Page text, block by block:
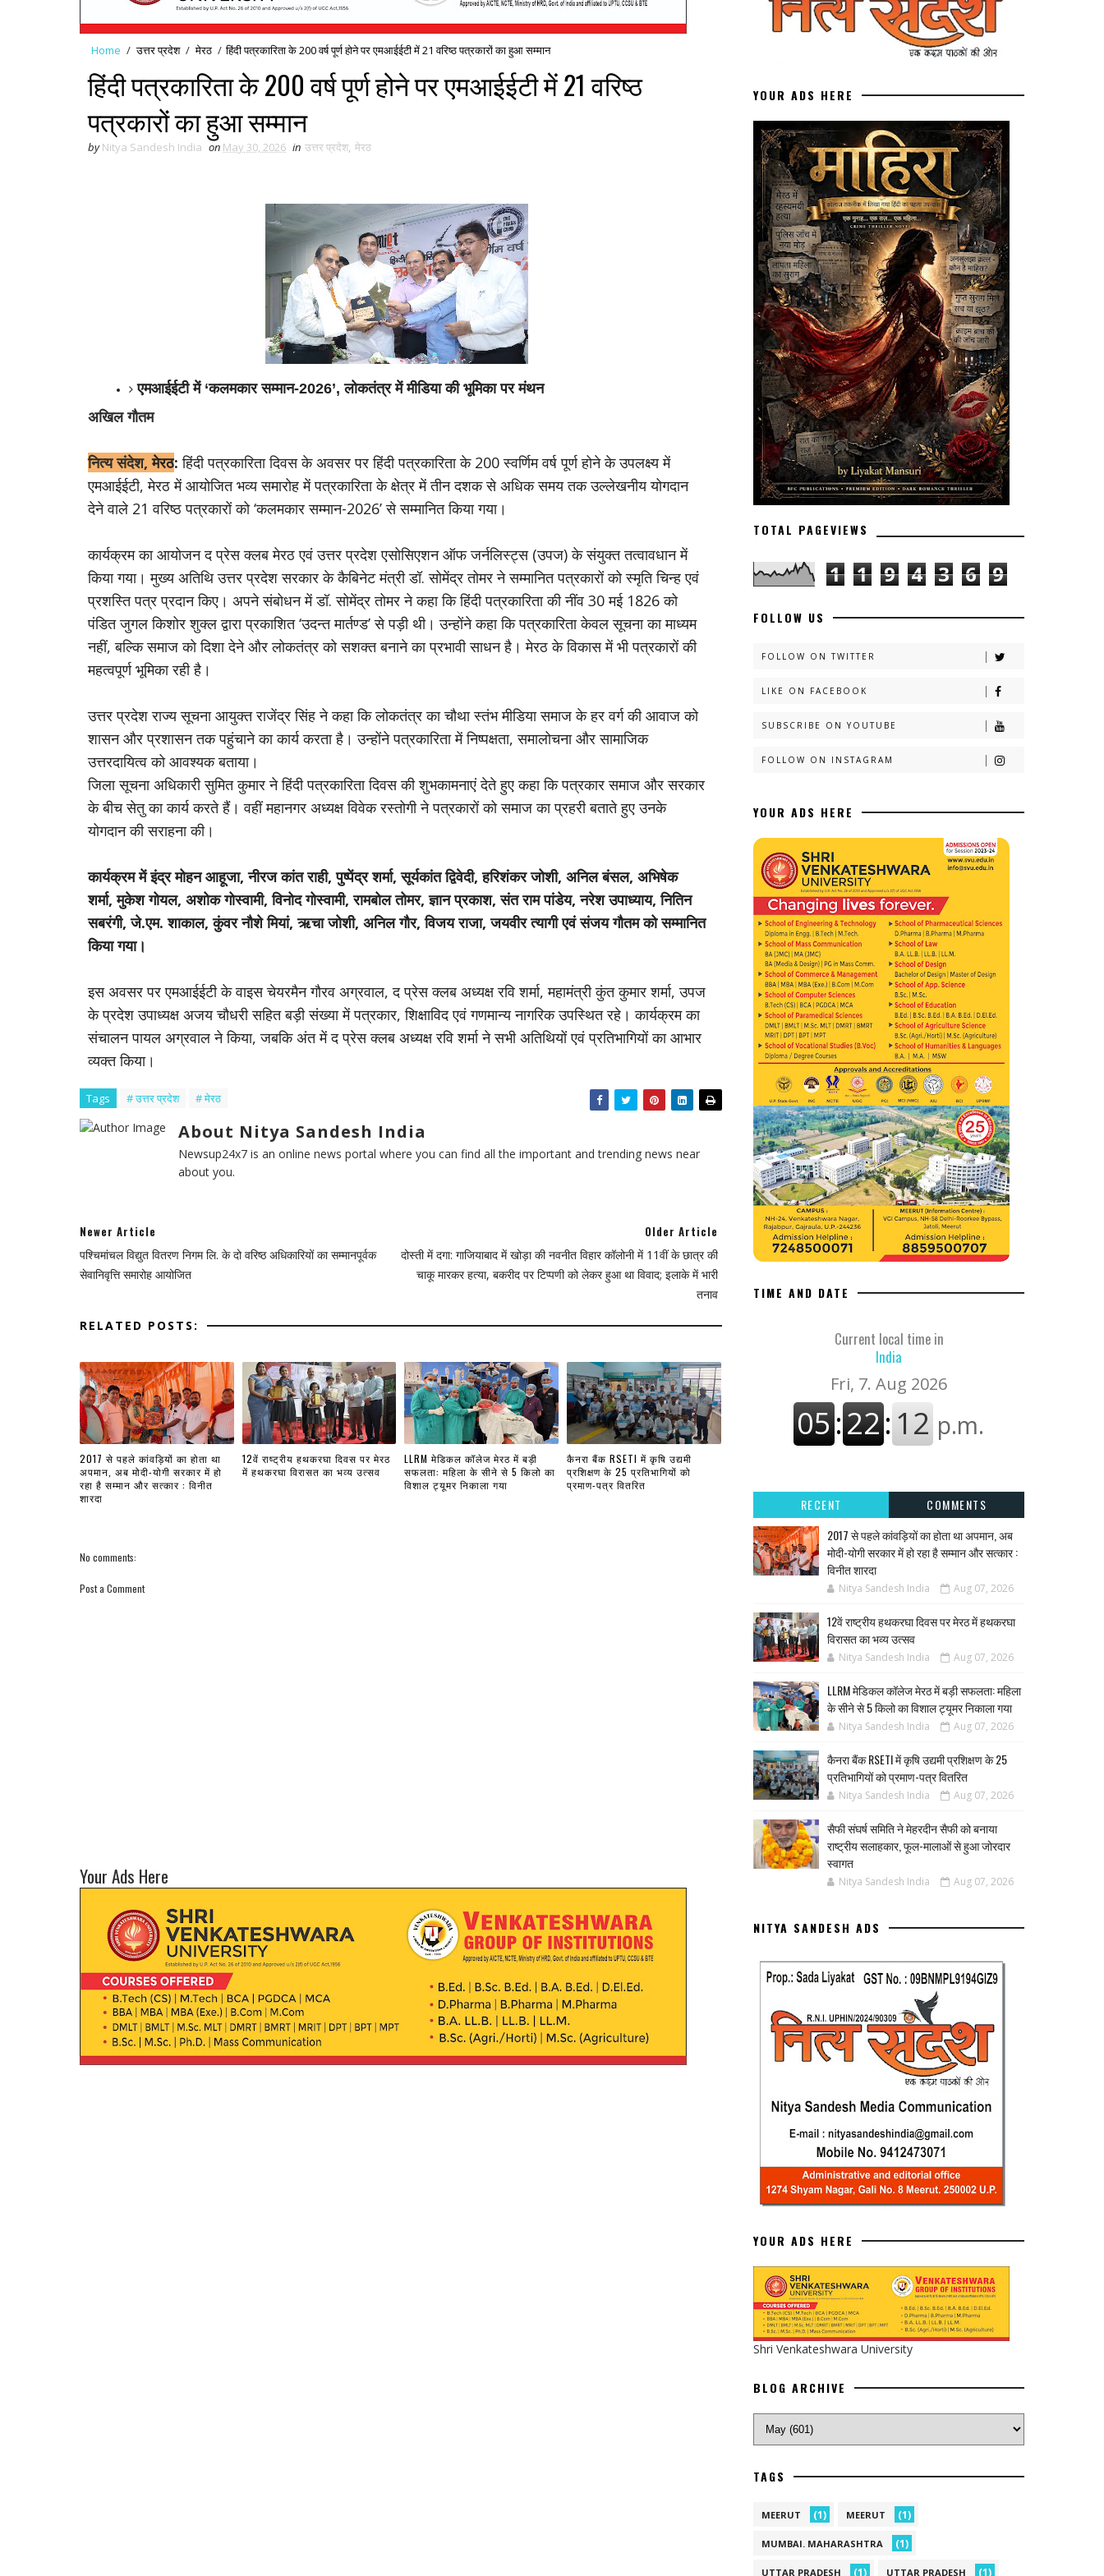
Home / उत्तर प्रदेश / मेरठ / हिंदी पत्रकारिता के 200 वर्ष पूर्ण होने पर एमआईईटी में 21 वरिष्ठ पत्रकारों का हुआ सम्मान
हिंदी पत्रकारिता के 200 वर्ष पूर्ण होने पर एमआईईटी में 21 वरिष्ठ
पत्रकारों का हुआ सम्मान
by Nitya Sandesh India on May 30, 2026 in उत्तर प्रदेश, मेरठ
एमआईईटी में ‘कलमकार सम्मान-2026’, लोकतंत्र में मीडिया की भूमिका पर मंथन
अखिल गौतम
नित्य संदेश,मेरठ:हिंदी पत्रकारिता दिवस के अवसर पर हिंदी पत्रकारिता के 200 स्वर्णिम वर्ष पूर्ण होने के उपलक्ष्य में
एमआईईटी, मेरठ में आयोजित भव्य समारोह में पत्रकारिता के क्षेत्र में तीन दशक से अधिक समय तक उल्लेखनीय योगदान
देने वाले 21 वरिष्ठ पत्रकारों को ‘कलमकार सम्मान-2026’ से सम्मानित किया गया।
कार्यक्रम का आयोजन द प्रेस क्लब मेरठ एवं उत्तर प्रदेश एसोसिएशन ऑफ जर्नलिस्ट्स (उपज) के संयुक्त तत्वावधान में
किया गया। मुख्य अतिथि उत्तर प्रदेश सरकार के कैबिनेट मंत्री डॉ. सोमेंद्र तोमर ने सम्मानित पत्रकारों को स्मृति चिन्ह एवं
प्रशस्ति पत्र प्रदान किए। अपने संबोधन में डॉ. सोमेंद्र तोमर ने कहा कि हिंदी पत्रकारिता की नींव 30 मई 1826 को
पंडित जुगल किशोर शुक्ल द्वारा प्रकाशित ‘उदन्त मार्तण्ड’ से पड़ी थी। उन्होंने कहा कि पत्रकारिता केवल सूचना का माध्यम
नहीं, बल्कि समाज को दिशा देने और लोकतंत्र को सशक्त बनाने का प्रभावी साधन है। मेरठ के विकास में भी पत्रकारों की
महत्वपूर्ण भूमिका रही है।
उत्तर प्रदेश राज्य सूचना आयुक्त राजेंद्र सिंह ने कहा कि लोकतंत्र का चौथा स्तंभ मीडिया समाज के हर वर्ग की आवाज को
शासन और प्रशासन तक पहुंचाने का कार्य करता है। उन्होंने पत्रकारिता में निष्पक्षता, समालोचना और सामाजिक
उत्तरदायित्व को आवश्यक बताया।
जिला सूचना अधिकारी सुमित कुमार ने हिंदी पत्रकारिता दिवस की शुभकामनाएं देते हुए कहा कि पत्रकार समाज और सरकार
के बीच सेतु का कार्य करते हैं। वहीं महानगर अध्यक्ष विवेक रस्तोगी ने पत्रकारों को समाज का प्रहरी बताते हुए उनके
योगदान की सराहना की।
कार्यक्रम में इंद्र मोहन आहूजा, नीरज कांत राही, पुष्पेंद्र शर्मा, सूर्यकांत द्विवेदी, हरिशंकर जोशी, अनिल बंसल, अभिषेक
शर्मा, मुकेश गोयल, अशोक गोस्वामी, विनोद गोस्वामी, रामबोल तोमर, ज्ञान प्रकाश, संत राम पांडेय, नरेश उपाध्याय, नितिन
सबरंगी, जे.एम. शाकाल, कुंवर नौशे मियां, ऋचा जोशी, अनिल गौर, विजय राजा, जयवीर त्यागी एवं संजय गौतम को सम्मानित
किया गया।
इस अवसर पर एमआईईटी के वाइस चेयरमैन गौरव अग्रवाल, द प्रेस क्लब अध्यक्ष रवि शर्मा, महामंत्री कुंत कुमार शर्मा, उपज
के प्रदेश उपाध्यक्ष अजय चौधरी सहित बड़ी संख्या में पत्रकार, शिक्षाविद एवं गणमान्य नागरिक उपस्थित रहे।कार्यक्रम का
संचालन पायल अग्रवाल ने किया, जबकि अंत में द प्रेस क्लब अध्यक्ष रवि शर्मा ने सभी अतिथियों एवं प्रतिभागियों का आभार
व्यक्त किया।
Tags # उत्तर प्रदेश # मेरठ
About Nitya Sandesh India
Newsup24x7 is an online news portal where you can find all the important and trending news near
about you.
Newer Article
पश्चिमांचल विद्युत वितरण निगम लि. के दो वरिष्ठ अधिकारियों का सम्मानपूर्वक
सेवानिवृत्ति समारोह आयोजित
Older Article
दोस्ती में दगा: ​गाजियाबाद में खोड़ा की नवनीत विहार कॉलोनी में 11वीं के छात्र की
चाकू मारकर हत्या, बकरीद पर टिप्पणी को लेकर हुआ था विवाद; इलाके में भारी
तनाव
RELATED POSTS:
2017 से पहले कांवड़ियों का होता था
अपमान, अब मोदी-योगी सरकार में हो
रहा है सम्मान और सत्कार : विनीत
शारदा
12वें राष्ट्रीय हथकरघा दिवस पर मेरठ
में हथकरघा विरासत का भव्य उत्सव
LLRM मेडिकल कॉलेज मेरठ में बड़ी
सफलता: महिला के सीने से 5 किलो का
विशाल ट्यूमर निकाला गया
कैनरा बैंक RSETI में कृषि उद्यमी
प्रशिक्षण के 25 प्रतिभागियों को
प्रमाण-पत्र वितरित
No comments:
Post a Comment
Your Ads Here
YOUR ADS HERE
TOTAL PAGEVIEWS
1 1 9 4 3 6 9
FOLLOW US
FOLLOW ON TWITTER
LIKE ON FACEBOOK
SUBSCRIBE ON YOUTUBE
FOLLOW ON INSTAGRAM
YOUR ADS HERE
TIME AND DATE
Current local time in
India
RECENT
COMMENTS
2017 से पहले कांवड़ियों का होता था अपमान, अब
मोदी-योगी सरकार में हो रहा है सम्मान और सत्कार :
विनीत शारदा
Nitya Sandesh India Aug 07, 2026
12वें राष्ट्रीय हथकरघा दिवस पर मेरठ में हथकरघा
विरासत का भव्य उत्सव
Nitya Sandesh India Aug 07, 2026
LLRM मेडिकल कॉलेज मेरठ में बड़ी सफलता: महिला
के सीने से 5 किलो का विशाल ट्यूमर निकाला गया
Nitya Sandesh India Aug 07, 2026
कैनरा बैंक RSETI में कृषि उद्यमी प्रशिक्षण के 25
प्रतिभागियों को प्रमाण-पत्र वितरित
Nitya Sandesh India Aug 07, 2026
सैफी संघर्ष समिति ने मेहरदीन सैफी को बनाया
राष्ट्रीय सलाहकार, फूल-मालाओं से हुआ जोरदार
स्वागत
Nitya Sandesh India Aug 07, 2026
NITYA SANDESH ADS
YOUR ADS HERE
Shri Venkateshwara University
BLOG ARCHIVE
TAGS
MEERUT (1) MEERUT (1)
MUMBAI. MAHARASHTRA (1)
UTTAR PRADESH (1) UTTAR PRADESH (1)